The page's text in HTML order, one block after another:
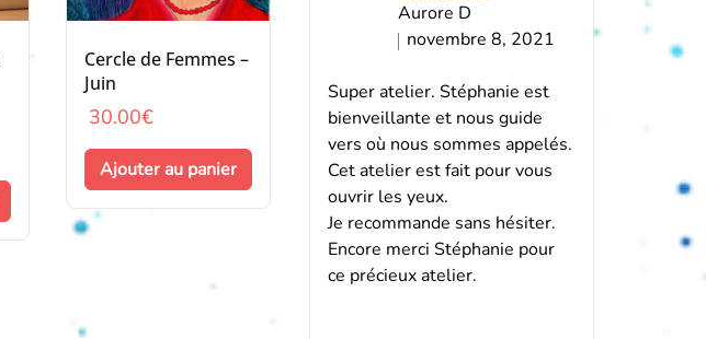
Cercle de Femmes –
Juin
30.00€
Ajouter au panier
Note5sur
5
Aurore D
novembre 8, 2021
Super atelier. Stéphanie est
bienveillante et nous guide
vers où nous sommes appelés.
Cet atelier est fait pour vous
ouvrir les yeux.
Je recommande sans hésiter.
Encore merci Stéphanie pour
ce précieux atelier.